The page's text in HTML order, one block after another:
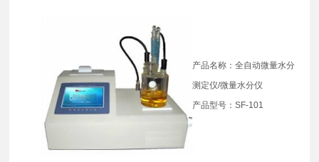
产品名称：全自动微量水分
测定仪/微量水分仪
产品型号：SF-101